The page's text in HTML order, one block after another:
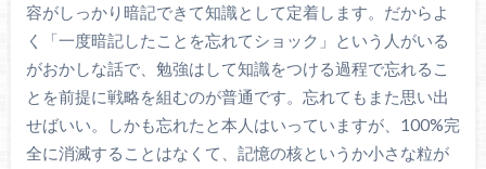
容がしっかり暗記できて知識として定着します。だからよ
く「一度暗記したことを忘れてショック」という人がいる
がおかしな話で、勉強はして知識をつける過程で忘れるこ
とを前提に戦略を組むのが普通です。忘れてもまた思い出
せばいい。しかも忘れたと本人はいっていますが、100%完
全に消滅することはなくて、記憶の核というか小さな粒が